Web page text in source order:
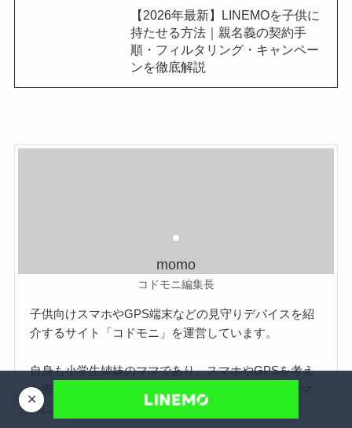
【2026年最新】LINEMOを子供に
持たせる方法｜親名義の契約手
順・フィルタリング・キャンペー
ンを徹底解説
momo
コドモニ編集長
子供向けスマホやGPS端末などの見守りデバイスを紹
介するサイト「コドモニ」を運営しています。
自身も小学生姉妹のママであり、スマホやGPSを考え
た際に調べたことを、同じように悩んでいるパパやマ
マにシェアしたいと考え立ち上げました。
✕